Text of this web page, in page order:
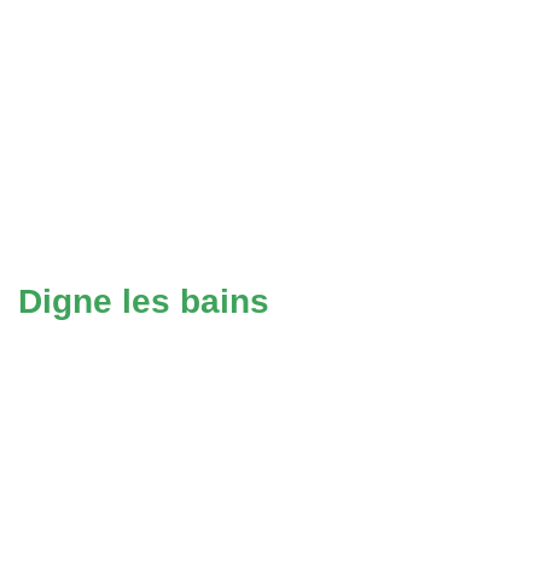
Digne les bains